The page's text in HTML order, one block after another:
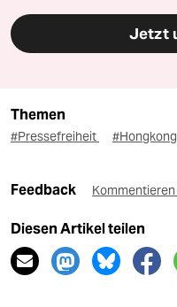
Jetzt
Themen
#Pressefreiheit #Hongkong
Feedback Kommentieren
Diesen Artikel teilen